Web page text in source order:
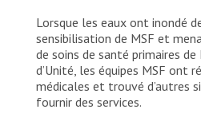
Lorsque les eaux ont inondé
sensibilisation de MSF et
de soins de santé primaires de
d’Unité, les équipes MSF ont
médicales et trouvé d’autres
fournir des services.